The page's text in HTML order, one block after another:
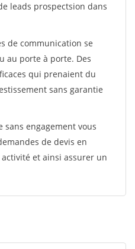
leads prospectsion dans
de communication se
au porte à porte. Des
qui prenaient du
sans garantie
engagement vous
de devis en
et ainsi assurer un